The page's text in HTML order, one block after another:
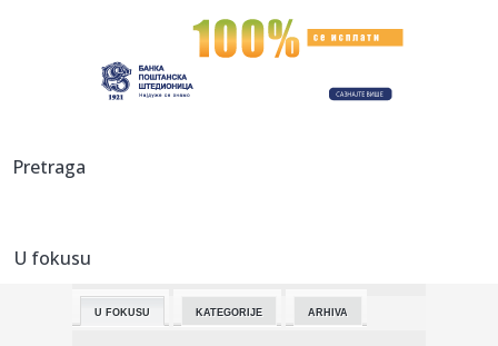
„Ustavobranitelji“ pred Prekršajnim sudom u Bujanovcu: Da
23:21:Gasifikacija: Potpisan aneks 1 Ugovora o poslovno-
pobede nad Zvez...
23:15:
23:15: Putin pokazao nuklearne snage i poslao poruku Zapadu
Pretraga
U fokusu
U FOKUSU KATEGORIJE ARHIVA